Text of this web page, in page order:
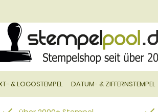
& LOGOSTEMPEL DATUM- & ZIFFERNSTEMPEL